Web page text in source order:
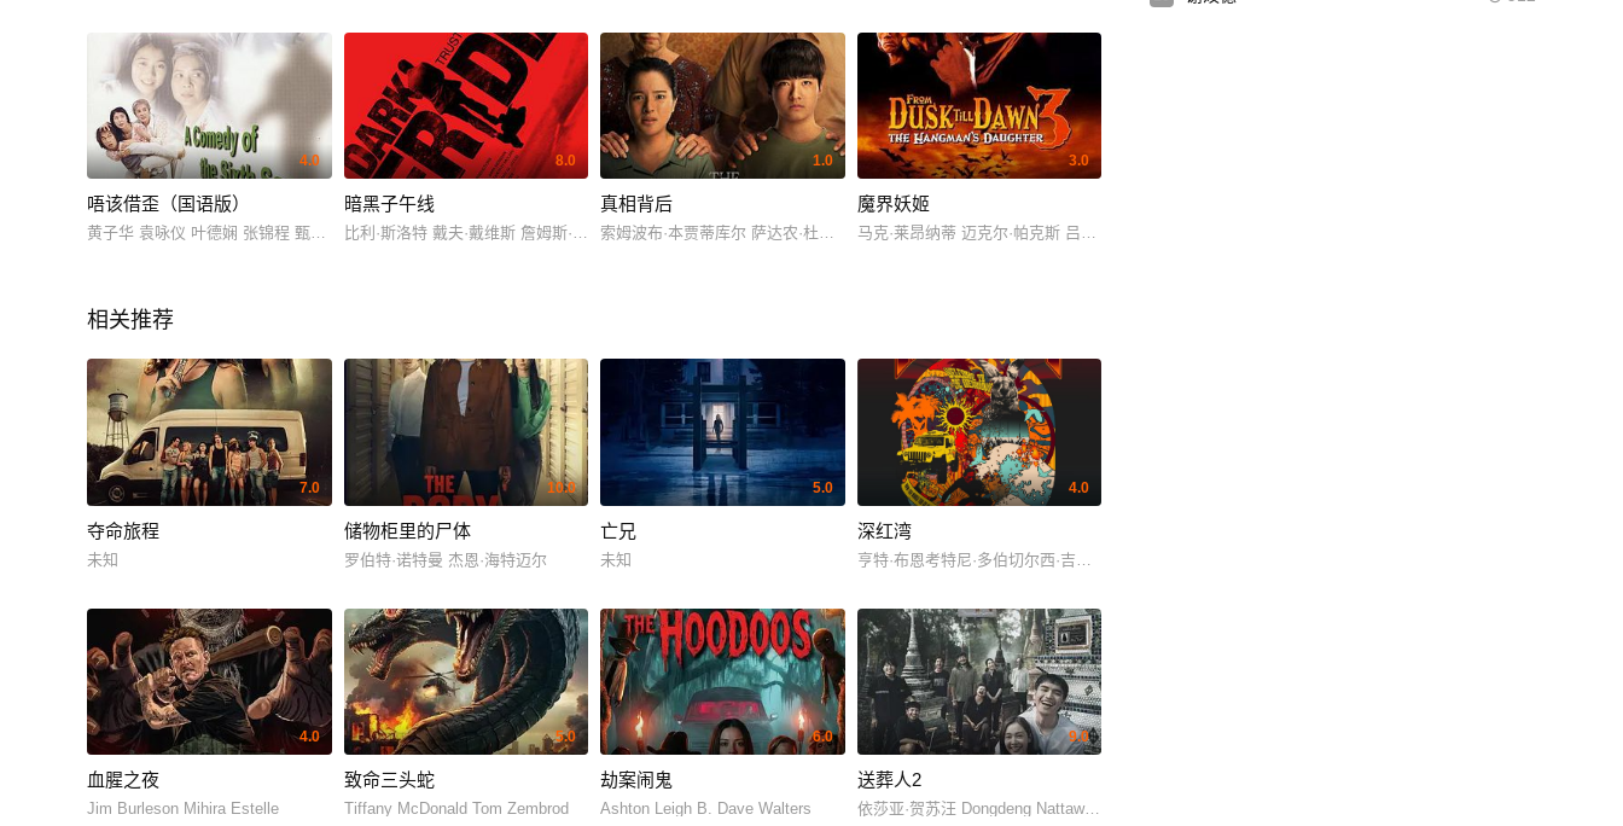
Lisa Arcaro Mara Darrow Michael Kenneth Fahr Scott Geiter Randy Herman Carla Horning Jim Horning Joseph Mazzaferro Lisa Mcconnell David E. McMahon Lilian Moore Kierney Nelson George Petrick Joseph Thomas
4.0
唔该借歪（国语版）
黄子华 袁咏仪 叶德娴 张锦程 甄楚倩 萧亮 杨嘉雯 潘雁英 秦沛 夏萍
8.0
暗黑子午线
比利·斯洛特 戴夫·戴维斯 詹姆斯·摩西·布莱克
1.0
真相背后
索姆波布·本贾蒂库尔 萨达农·杜隆卡沃 尼科·塞瑞奥尔特 塔丽卡·缇达迪 苏卡达·顾珑希
3.0
魔界妖姬
马克·莱昂纳蒂 迈克尔·帕克斯 吕蓓卡·盖哈特
相关推荐
7.0
夺命旅程
未知
10.0
储物柜里的尸体
罗伯特·诺特曼 杰恩·海特迈尔
5.0
亡兄
未知
4.0
深红湾
亨特·布恩考特尼·多伯切尔西·吉尔森
4.0
血腥之夜
Jim Burleson Mihira Estelle
5.0
致命三头蛇
Tiffany McDonald Tom Zembrod
6.0
劫案闹鬼
Ashton Leigh B. Dave Walters
9.0
送葬人2
依莎亚·贺苏汪 Dongdeng Nattawut Sanyabut